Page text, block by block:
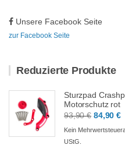
Unsere Facebook Seite
zur Facebook Seite
Reduzierte Produkte
Sturzpad
Motorschutz rot
93,90€
Preis
84,90€
Kein
UStG.